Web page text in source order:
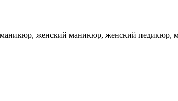
женский маникюр, женский педикюр,